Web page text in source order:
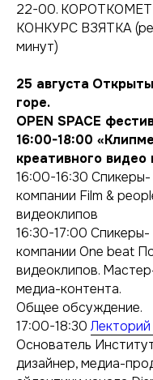
22-00.
КОНКУРС ВЗЯТКА
минут)
25 августа
горе.
OPEN SPACE
16:00-18:00
креативного видео
16:00-16:30
компании Film &
видеоклипов
16:30-17:00
компании One beat
видеоклипов.
медиа-контента.
Общее обсуждение.
17:00-18:30
Основатель
дизайнер, медиа-